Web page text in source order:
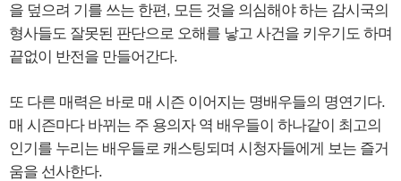
을 덮으려 기를 쓰는 한편, 모든 것을 의심해야 하는 감시국의
형사들도 잘못된 판단으로 오해를 낳고 사건을 키우기도 하며
끝없이 반전을 만들어간다.
또 다른 매력은 바로 매 시즌 이어지는 명배우들의 명연기다.
매 시즌마다 바뀌는 주 용의자 역 배우들이 하나같이 최고의
인기를 누리는 배우들로 캐스팅되며 시청자들에게 보는 즐거
움을 선사한다.